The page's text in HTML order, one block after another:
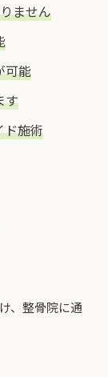
ません
可能
す
ド施術
、整骨院に通